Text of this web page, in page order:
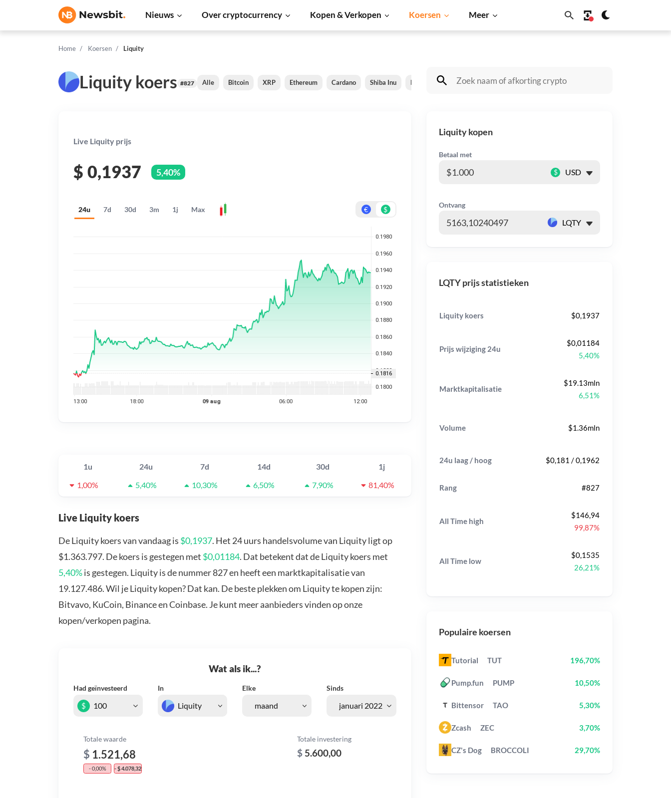
Nieuws Over cryptocurrency Kopen & Verkopen Koersen Meer
Home Koersen Liquity
Liquity koers #827 Alle Bitcoin XRP Ethereum Cardano Shiba Inu Dogecoin Solana BNB
Live Liquity prijs
$ 0,1937 5,40%
24u 7d 30d 3m 1j Max € $
1u 24u 7d 14d 30d
1j
1,00%
5,40% 10,30% 6,50% 7,90% 81,40%
Live Liquity koers
De Liquity koers van vandaag is $0,1937. Het 24 uurs handelsvolume van Liquity ligt op
$1.363.797. De koers is gestegen met $0,01184. Dat betekent dat de Liquity koers met
5,40%is gestegen. Liquity is de nummer 827 en heeft een marktkapitalisatie van
19.127.486. Wil je Liquity kopen? Dat kan. De beste plekken om Liquity te kopen zijn:
Bitvavo, KuCoin, Binance en Coinbase. Je kunt meer aanbieders vinden op onze
kopen/verkopen pagina.
Wat als ik...?
Had geïnvesteerd In Elke Sinds
$
Totale waarde
$ 1.521,68
- 0,00% - $ 4.078,32
Totale investering
$ 5.600,00
Liquity kopen
Betaal met
$
Ontvang
LQTY prijs statistieken
Liquity koers $0,1937
Prijs wijziging 24u
$0,01184
5,40%
Marktkapitalisatie
$19.13mln
6,51%
Volume $1.36mln
24u laag / hoog $0,181 / 0,1962
Rang #827
All Time high
$146,94
99,87%
All Time low
$0,1535
26,21%
Populaire koersen
Tutorial TUT 196,70%
Pump.fun PUMP 10,50%
Bittensor TAO 5,30%
Zcash ZEC 3,70%
CZ's Dog BROCCOLI 29,70%